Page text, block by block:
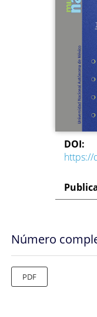
DOI:
https://
Número
PDF